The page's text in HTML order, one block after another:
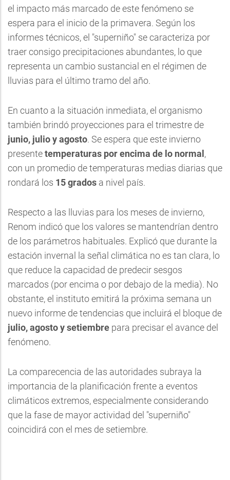
el impacto más marcado de este fenómeno se
espera para el inicio de la primavera. Según los
informes técnicos, el "superniño" se caracteriza por
traer consigo precipitaciones abundantes, lo que
representa un cambio sustancial en el régimen de
lluvias para el último tramo del año.
En cuanto a la situación inmediata, el organismo
también brindó proyecciones para el trimestre de
junio, julio y agosto. Se espera que este invierno
presentetemperaturas por encima de lo normal ,
con un promedio de temperaturas medias diarias que
rondará los 15 grados a nivel país.
Respecto a las lluvias para los meses de invierno,
Renom indicó que los valores se mantendrían dentro
de los parámetros habituales. Explicó que durante la
estación invernal la señal climática no es tan clara, lo
que reduce la capacidad de predecir sesgos
marcados (por encima o por debajo de la media). No
obstante, el instituto emitirá la próxima semana un
nuevo informe de tendencias que incluirá el bloque de
julio, agosto y setiembre para precisar el avance del
fenómeno.
La comparecencia de las autoridades subraya la
importancia de la planificación frente a eventos
climáticos extremos, especialmente considerando
que la fase de mayor actividad del "superniño"
coincidirá con el mes de setiembre.